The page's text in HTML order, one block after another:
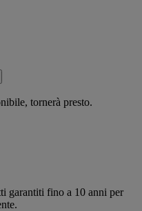
tornerà presto.
garantiti fino a 10 anni per